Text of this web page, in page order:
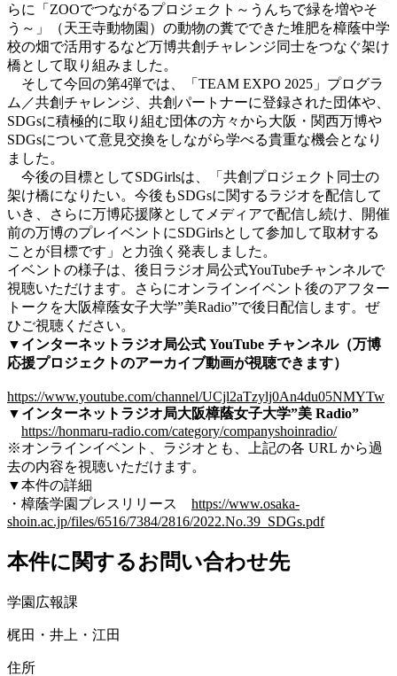
らに「ZOOでつながるプロジェクト～うんちで緑を増やそ
う～」（天王寺動物園）の動物の糞でできた堆肥を樟蔭中学
校の畑で活用するなど万博共創チャレンジ同士をつなぐ架け
橋として取り組みました。
そして今回の第4弾では、「TEAM EXPO 2025」プログラ
ム／共創チャレンジ、共創パートナーに登録された団体や、
SDGsに積極的に取り組む団体の方々から大阪・関西万博や
SDGsについて意見交換をしながら学べる貴重な機会となり
ました。
今後の目標としてSDGirlsは、「共創プロジェクト同士の
架け橋になりたい。今後もSDGsに関するラジオを配信して
いき、さらに万博応援隊としてメディアで配信し続け、開催
前の万博のプレイベントにSDGirlsとして参加して取材する
ことが目標です」と力強く発表しました。
イベントの様子は、後日ラジオ局公式YouTubeチャンネルで
視聴いただけます。さらにオンラインイベント後のアフター
トークを大阪樟蔭女子大学”美Radio”で後日配信します。ぜ
ひご視聴ください。
▼インターネットラジオ局公式 YouTube チャンネル（万博
応援プロジェクトのアーカイブ動画が視聴できます）
https://www.youtube.com/channel/UCjl2aTzylj0An4du05NMYTw
▼インターネットラジオ局大阪樟蔭女子大学”美 Radio”
https://honmaru-radio.com/category/companyshoinradio/
※オンラインイベント、ラジオとも、上記の各 URL から過
去の内容を視聴いただけます。
▼本件の詳細
・樟蔭学園プレスリリース https://www.osaka-
shoin.ac.jp/files/6516/7384/2816/2022.No.39_SDGs.pdf
本件に関するお問い合わせ先
学園広報課
梶田・井上・江田
住所